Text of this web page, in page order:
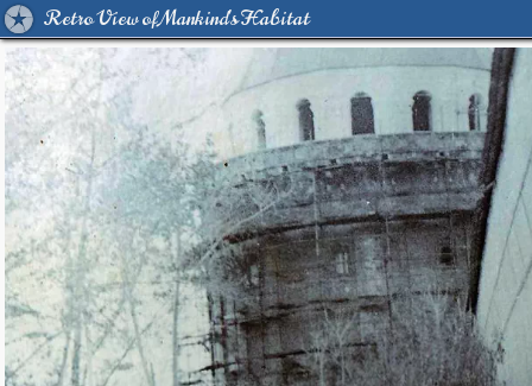
Retro View of Mankind's Habitat